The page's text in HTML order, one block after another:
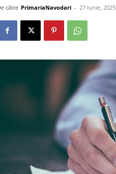
către PrimariaNavodari - 27 iunie, 2025